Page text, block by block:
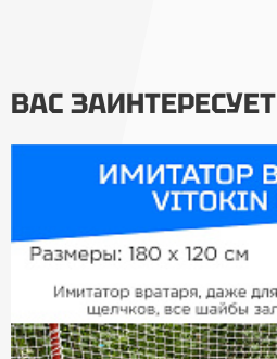
ВАС ЗАИНТЕРЕСУЕТ